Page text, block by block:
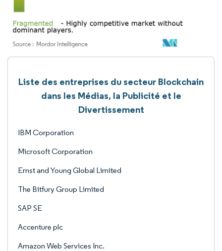
Liste des entreprises du secteur Blockchain
dans les Médias, la Publicité et le
Divertissement
IBM Corporation
Microsoft Corporation
Ernst and Young Global Limited
The Bitfury Group Limited
SAP SE
Accenture plc
Amazon Web Services Inc.